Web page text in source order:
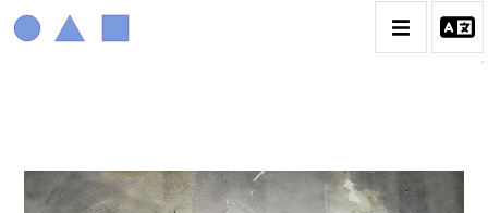
MARIN MARIE